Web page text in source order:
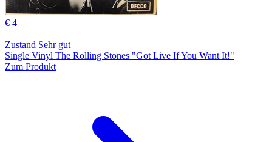
€ 4
Zustand Sehr gut
Single Vinyl The Rolling Stones "Got Live If You Want It!"
Zum Produkt